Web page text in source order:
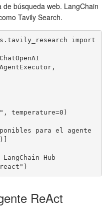
búsqueda web. LangChain
Tavily Search.
import
temperature=0)
para el agente
Hub
ReAct